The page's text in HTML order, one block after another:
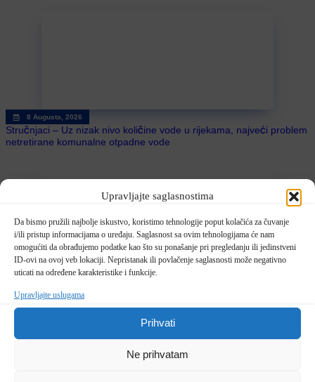
Upravljajte saglasnostima
Da bismo pružili najbolje iskustvo, koristimo tehnologije poput kolačića za čuvanje
i/ili pristup informacijama o uređaju. Saglasnost sa ovim tehnologijama će nam
omogućiti da obrađujemo podatke kao što su ponašanje pri pregledanju ili jedinstveni
ID-ovi na ovoj veb lokaciji. Nepristanak ili povlačenje saglasnosti može negativno
uticati na određene karakteristike i funkcije.
Upravljajte uslugama
Prihvati
Ne prihvatam
8 Augusta, 2026
Stručnjaci – Uz nizak nivo količine vode u rijekama, najveći problem
netretirane komunalne otpadne vode
8 Augusta, 2026
noćenja